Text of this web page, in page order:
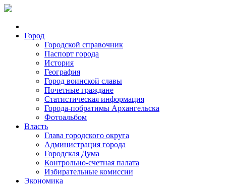
Город
Городской справочник
Паспорт города
История
География
Город воинской славы
Почетные граждане
Статистическая информация
Города-побратимы Архангельска
Фотоальбом
Власть
Глава городского округа
Администрация города
Городская Дума
Контрольно-счетная палата
Избирательные комиссии
Экономика